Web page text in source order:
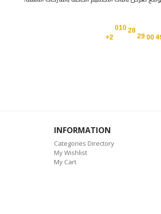
2+
INFORMATION
Categories Directory
My Wishlist
My Cart